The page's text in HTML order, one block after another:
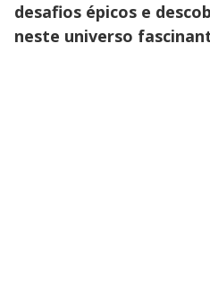
desafios épicos e
neste universo